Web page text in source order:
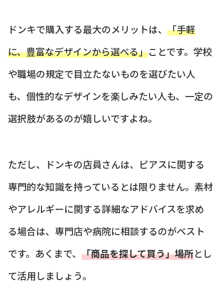
ドンキで購入する最大のメリットは、 「手軽
に、豊富なデザインから選べる」ことです。学校
や職場の規定で目立たないものを選びたい人
も、個性的なデザインを楽しみたい人も、一定の
選択肢があるのが嬉しいですよね。
ただし、ドンキの店員さんは、ピアスに関する
専門的な知識を持っているとは限りません。素材
やアレルギーに関する詳細なアドバイスを求め
る場合は、専門店や病院に相談するのがベスト
です。あくまで、 「商品を探して買う」場所とし
て活用しましょう。